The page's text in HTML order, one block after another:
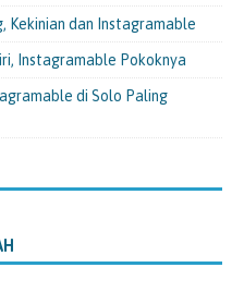
Kekinian dan Instagramable
Instagramable Pokoknya
di Solo Paling